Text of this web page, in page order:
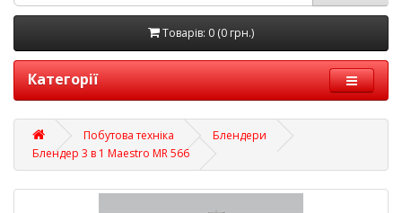
Товарів: 0 (0 грн.)
Категорії
Побутова техніка
Блендери
Блендер 3 в 1 Maestro MR 566